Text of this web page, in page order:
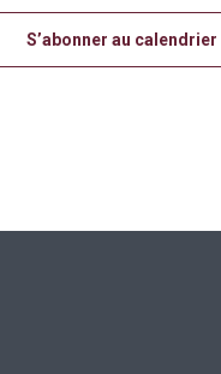
S’abonner au calendrier